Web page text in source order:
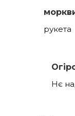
рукета
Нє